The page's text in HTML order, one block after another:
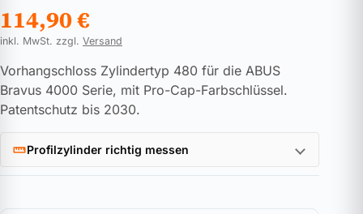
114,90€
inkl. MwSt. zzgl. Versand
Vorhangschloss Zylindertyp 480 für die ABUS
Bravus 4000 Serie, mit Pro-Cap-Farbschlüssel.
Patentschutz bis 2030.
Profilzylinder richtig messen